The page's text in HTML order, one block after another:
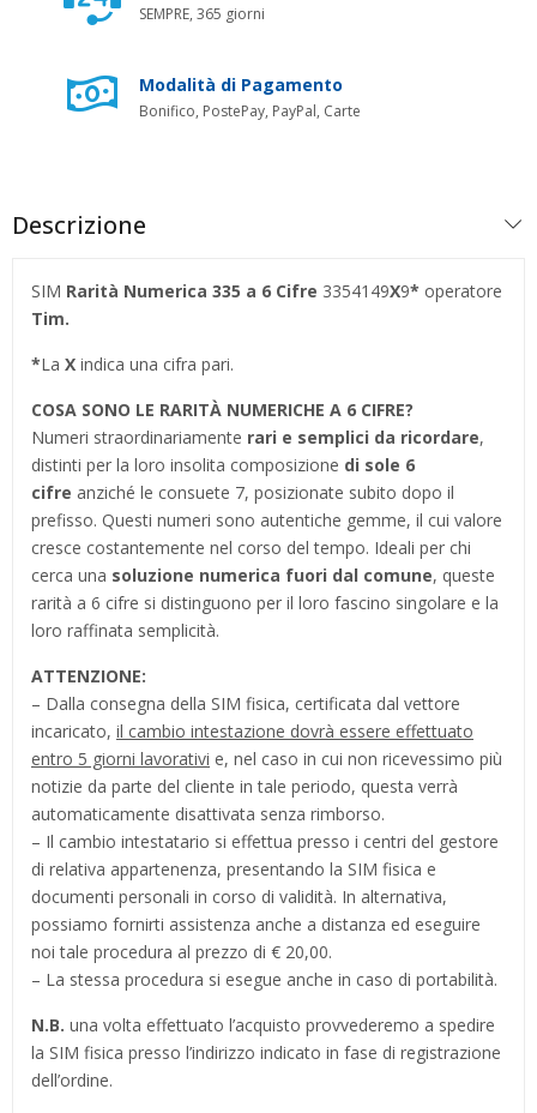
SEMPRE, 365 giorni
Modalità di Pagamento
Bonifico, PostePay, PayPal, Carte
Descrizione
SIM Rarità Numerica 335 a 6 Cifre 3354149X9* operatore
Tim.
*La X indica una cifra pari.
COSA SONO LE RARITÀ NUMERICHE A 6 CIFRE?
Numeri straordinariamente rari e semplici da ricordare,
distinti per la loro insolita composizione di sole 6
cifre anziché le consuete 7, posizionate subito dopo il
prefisso. Questi numeri sono autentiche gemme, il cui valore
cresce costantemente nel corso del tempo. Ideali per chi
cerca una soluzione numerica fuori dal comune, queste
rarità a 6 cifre si distinguono per il loro fascino singolare e la
loro raffinata semplicità.
ATTENZIONE:
– Dalla consegna della SIM fisica, certificata dal vettore
incaricato, il cambio intestazione dovrà essere effettuato
entro 5 giorni lavorativi e, nel caso in cui non ricevessimo più
notizie da parte del cliente in tale periodo, questa verrà
automaticamente disattivata senza rimborso.
– Il cambio intestatario si effettua presso i centri del gestore
di relativa appartenenza, presentando la SIM fisica e
documenti personali in corso di validità. In alternativa,
possiamo fornirti assistenza anche a distanza ed eseguire
noi tale procedura al prezzo di € 20,00.
– La stessa procedura si esegue anche in caso di portabilità.
N.B. una volta effettuato l’acquisto provvederemo a spedire
la SIM fisica presso l’indirizzo indicato in fase di registrazione
dell’ordine.